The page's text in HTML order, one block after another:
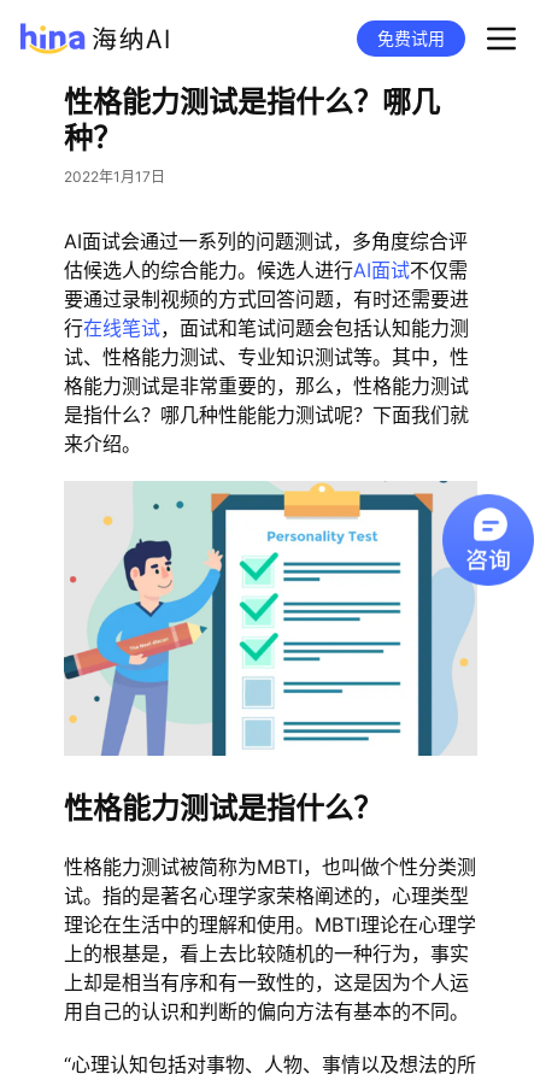
免费试用
性格能力测试是指什么？哪几
种？
2022年1月17日
AI面试会通过一系列的问题测试，多角度综合评
估候选人的综合能力。候选人进行AI面试不仅需
要通过录制视频的方式回答问题，有时还需要进
行在线笔试，面试和笔试问题会包括认知能力测
试、性格能力测试、专业知识测试等。其中，性
格能力测试是非常重要的，那么，性格能力测试
是指什么？哪几种性能能力测试呢？下面我们就
来介绍。
性格能力测试是指什么？
性格能力测试被简称为MBTI，也叫做个性分类测
试。指的是著名心理学家荣格阐述的，心理类型
理论在生活中的理解和使用。MBTI理论在心理学
上的根基是，看上去比较随机的一种行为，事实
上却是相当有序和有一致性的，这是因为个人运
用自己的认识和判断的偏向方法有基本的不同。
“心理认知包括对事物、人物、事情以及想法的所